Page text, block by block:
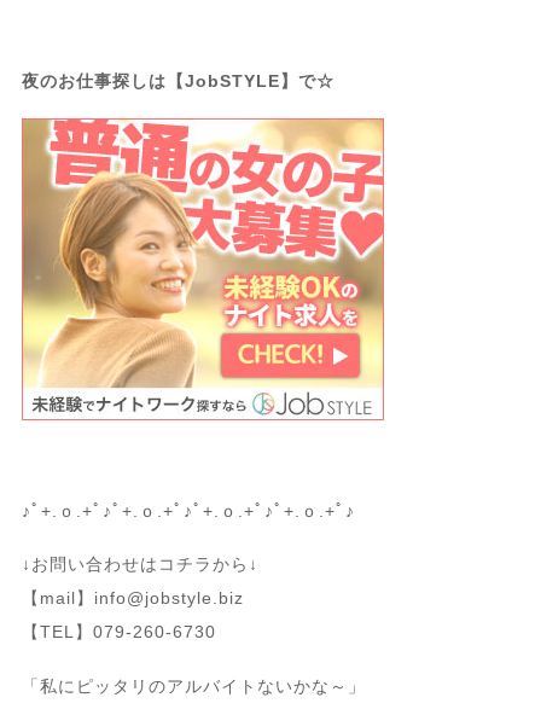
夜のお仕事探しは【JobSTYLE】で☆
♪ﾟ+.ｏ.+ﾟ♪ﾟ+.ｏ.+ﾟ♪ﾟ+.ｏ.+ﾟ♪ﾟ+.ｏ.+ﾟ♪
↓お問い合わせはコチラから↓
【mail】info@jobstyle.biz
【TEL】079-260-6730
「私にピッタリのアルバイトないかな～」